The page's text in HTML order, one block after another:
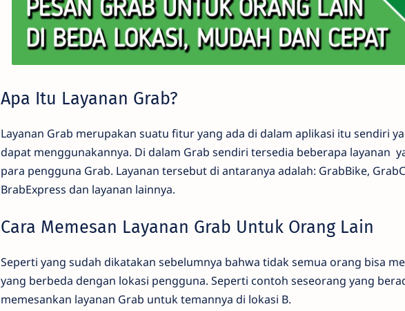
Apa Itu Layanan Grab?
Layanan Grab merupakan suatu fitur yang ada di dalam aplikasi itu sendiri
dapat menggunakannya. Di dalam Grab sendiri tersedia beberapa layanan
para pengguna Grab. Layanan tersebut di antaranya adalah: GrabBike,
BrabExpress dan layanan lainnya.
Cara Memesan Layanan Grab Untuk Orang Lain
Seperti yang sudah dikatakan sebelumnya bahwa tidak semua orang bisa
yang berbeda dengan lokasi pengguna. Seperti contoh seseorang yang
memesankan layanan Grab untuk temannya di lokasi B.